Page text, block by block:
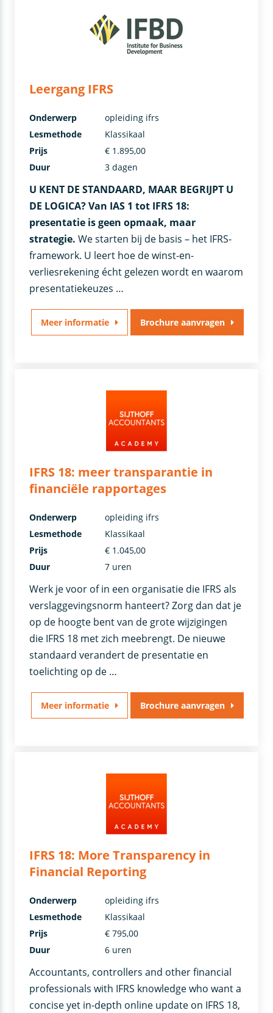
Leergang IFRS
U KENT DE STANDAARD, MAAR BEGRIJPT U
DE LOGICA?Van IAS 1 tot IFRS 18:
presentatie is geen opmaak, maar
strategie. We starten bij de basis – het IFRS-
framework. U leert hoe de winst-en-
verliesrekening écht gelezen wordt en waarom
presentatiekeuzes …
Onderwerp
opleiding ifrs
Lesmethode
Klassikaal
Prijs
€ 1.895,00
Duur
3 dagen
Meer informatie Brochure aanvragen
IFRS 18: meer transparantie in
financiële rapportages
Werk je voor of in een organisatie die IFRS als
verslaggevingsnorm hanteert? Zorg dan dat je
op de hoogte bent van de grote wijzigingen
die IFRS 18 met zich meebrengt. De nieuwe
standaard verandert de presentatie en
toelichting op de …
Onderwerp
opleiding ifrs
Lesmethode
Klassikaal
Prijs
€ 1.045,00
Duur
7 uren
Meer informatie Brochure aanvragen
IFRS 18: More Transparency in
Financial Reporting
Accountants, controllers and other financial
professionals with IFRS knowledge who want a
concise yet in-depth online update on IFRS 18,
Onderwerp
opleiding ifrs
Lesmethode
Klassikaal
Prijs
€ 795,00
Duur
6 uren